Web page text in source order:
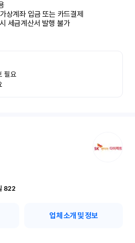
상계좌 입금 또는 카드결제
세금계산서 발행 불가
필요
822
업체 소개 및 정보